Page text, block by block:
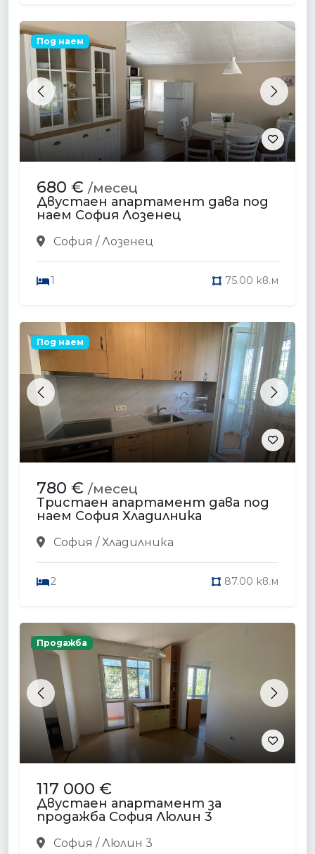
Previous Next
Под наем
680 € /месец
Двустаен апартамент дава под
наем София Лозенец
София / Лозенец
1 75.00 кв.м
Previous Next
Под наем
780 € /месец
Тристаен апартамент дава под
наем София Хладилника
София / Хладилника
2 87.00 кв.м
Previous Next
Продажба
117 000 €
Двустаен апартамент за
продажба София Люлин 3
София / Люлин 3